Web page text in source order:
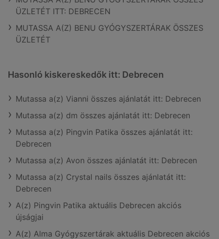
ÜZLETÉT ITT: DEBRECEN
MUTASSA A(Z) BENU GYÓGYSZERTÁRAK ÖSSZES
ÜZLETÉT
Hasonló kiskereskedők itt: Debrecen
Mutassa a(z) Vianni összes ajánlatát itt: Debrecen
Mutassa a(z) dm összes ajánlatát itt: Debrecen
Mutassa a(z) Pingvin Patika összes ajánlatát itt:
Debrecen
Mutassa a(z) Avon összes ajánlatát itt: Debrecen
Mutassa a(z) Crystal nails összes ajánlatát itt:
Debrecen
A(z) Pingvin Patika aktuális Debrecen akciós
újságjai
A(z) Alma Gyógyszertárak aktuális Debrecen akciós